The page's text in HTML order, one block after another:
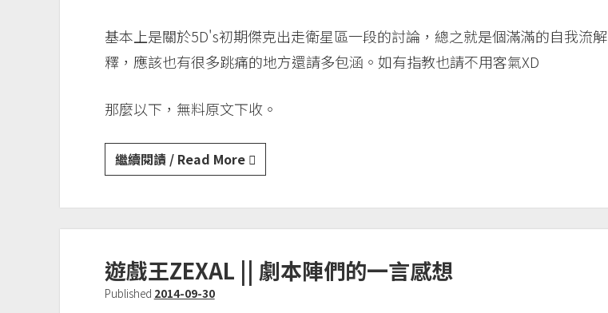
長
對
的
度
基本上是關於5D's初期傑克出走衛星區一段的討論，總之就是個滿滿的自我流解
釋，應該也有很多跳痛的地方還請多包涵。如有指教也請不用客氣XD
那麼以下，無料原文下收。
繼續閱讀 / Read More遊
戲
關
於
遊戲王ZEXAL || 劇本陣們的一言感想
Published 2014-09-30